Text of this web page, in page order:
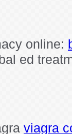
online:
ed
viagra